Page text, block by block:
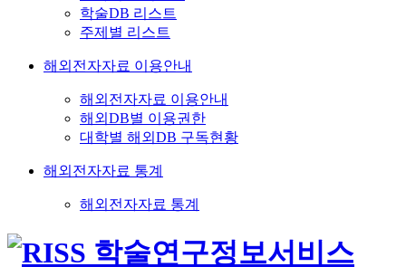
학술DB 리스트
주제별 리스트
해외전자자료 이용안내
해외전자자료 이용안내
해외DB별 이용권한
대학별 해외DB 구독현황
해외전자자료 통계
해외전자자료 통계